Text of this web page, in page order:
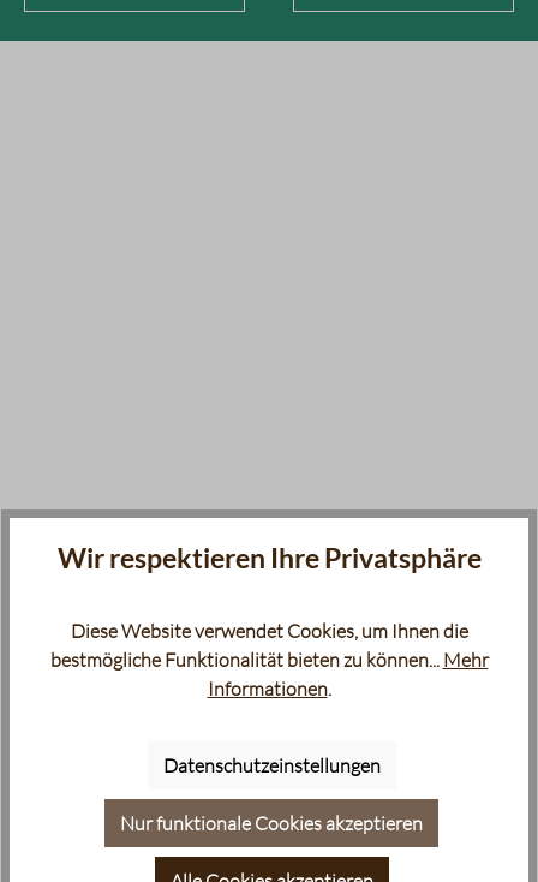
Wir respektieren Ihre Privatsphäre
Diese Website verwendet Cookies, um Ihnen die
bestmögliche Funktionalität bieten zu können... Mehr
Informationen.
Datenschutzeinstellungen
Nur funktionale Cookies akzeptieren